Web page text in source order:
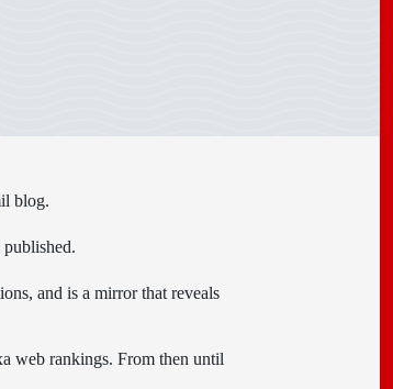
blog.
and is a mirror that reveals
web rankings. From then until